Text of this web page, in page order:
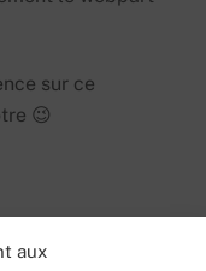
aux
sur ce
😉